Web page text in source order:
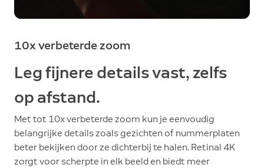
10x verbeterde zoom
Leg fijnere details vast, zelfs
op afstand.
Met tot 10x verbeterde zoom kun je eenvoudig
belangrijke details zoals gezichten of nummerplaten
beter bekijken door ze dichterbij te halen. Retinal 4K
zorgt voor scherpte in elk beeld en biedt meer